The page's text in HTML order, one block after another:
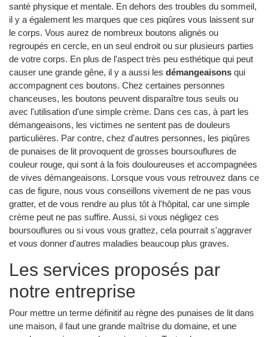
santé physique et mentale. En dehors des troubles du sommeil,
il y a également les marques que ces piqûres vous laissent sur
le corps. Vous aurez de nombreux boutons alignés ou
regroupés en cercle, en un seul endroit ou sur plusieurs parties
de votre corps. En plus de l'aspect très peu esthétique qui peut
causer une grande gêne, il y a aussi les démangeaisons qui
accompagnent ces boutons. Chez certaines personnes
chanceuses, les boutons peuvent disparaître tous seuls ou
avec l'utilisation d'une simple crème. Dans ces cas, à part les
démangeaisons, les victimes ne sentent pas de douleurs
particulières. Par contre, chez d'autres personnes, les piqûres
de punaises de lit provoquent de grosses boursouflures de
couleur rouge, qui sont à la fois douloureuses et accompagnées
de vives démangeaisons. Lorsque vous vous retrouvez dans ce
cas de figure, nous vous conseillons vivement de ne pas vous
gratter, et de vous rendre au plus tôt à l'hôpital, car une simple
crème peut ne pas suffire. Aussi, si vous négligez ces
boursouflures ou si vous vous grattez, cela pourrait s'aggraver
et vous donner d'autres maladies beaucoup plus graves.
Les services proposés par
notre entreprise
Pour mettre un terme définitif au règne des punaises de lit dans
une maison, il faut une grande maîtrise du domaine, et une